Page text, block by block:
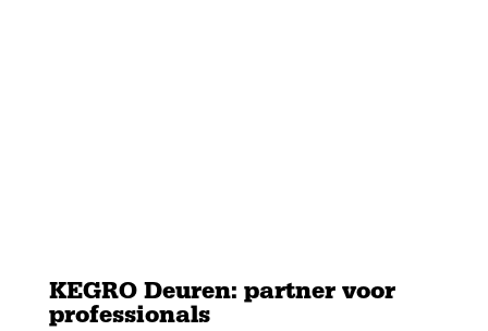
KEGRO Deuren: partner voor
professionals